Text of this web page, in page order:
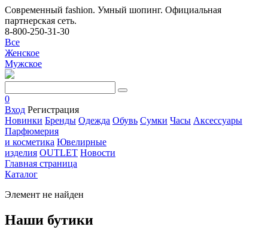
Современный fashion. Умный шопинг. Официальная
партнерская сеть.
8-800-250-31-30
Все
Женское
Мужское
0
Вход Регистрация
Новинки Бренды Одежда Обувь Сумки Часы Аксессуары
Парфюмерия
и косметика Ювелирные
изделия OUTLET Новости
Главная страница
Каталог
Элемент не найден
Наши бутики